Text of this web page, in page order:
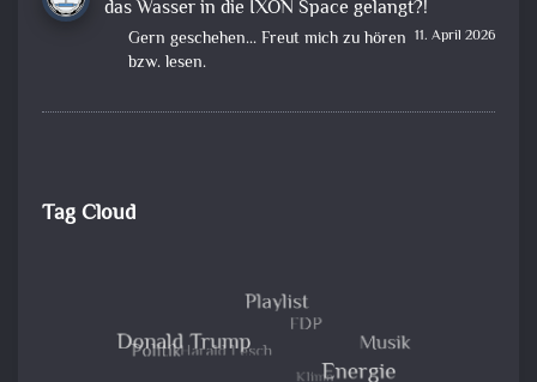
das Wasser in die IXON Space gelangt?!
11. April 2026
Gern geschehen... Freut mich zu hören
bzw. lesen.
Tag Cloud